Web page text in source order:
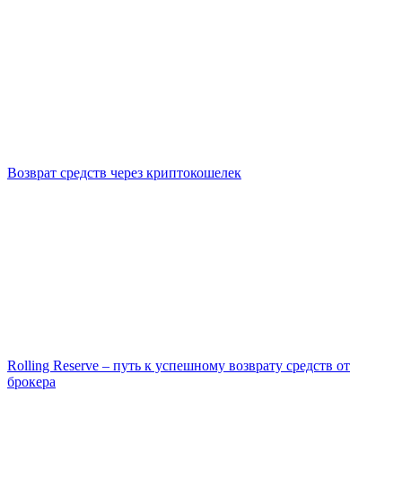
Возврат средств через криптокошелек
Rolling Reserve – путь к успешному возврату средств от
брокера